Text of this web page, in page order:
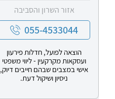
אזור השרון והסביבה
055-4533044
הוצאה לפועל, חדלות פירעון
ועסקאות מקרקעין - ליווי משפטי
אישי במצבים שבהם חייבים דיוק,
ניסיון ושיקול דעת.